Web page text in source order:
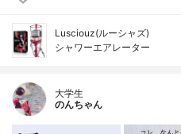
Lusciouz(ルーシャズ)
シャワーエアレーター
大学生
のんちゃん